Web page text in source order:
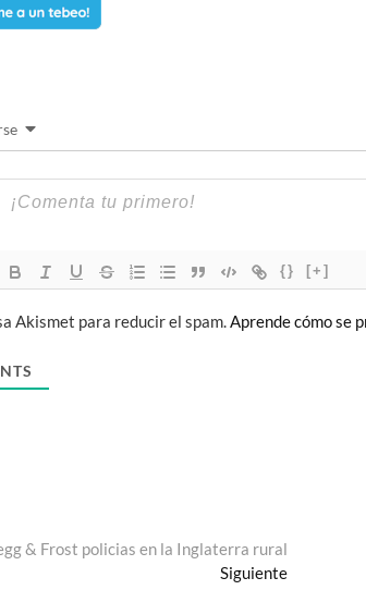
{} [+]
Akismet para reducir el spam.Aprende cómo se
& Frost policias en la Inglaterra rural
SiguienteEntrada